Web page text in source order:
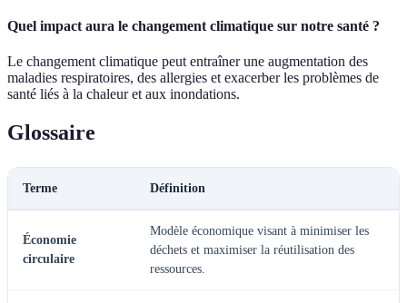
Quel impact aura le changement climatique sur notre santé ?
Le changement climatique peut entraîner une augmentation des
maladies respiratoires, des allergies et exacerber les problèmes de
santé liés à la chaleur et aux inondations.
Glossaire
Terme Définition
Économie
circulaire
Modèle économique visant à minimiser les
déchets et maximiser la réutilisation des
ressources.